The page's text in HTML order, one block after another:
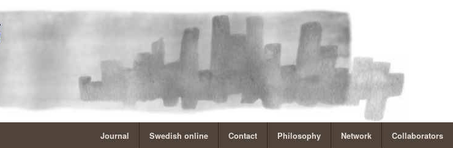
Journal Swedish online Contact Philosophy Network Collaborators